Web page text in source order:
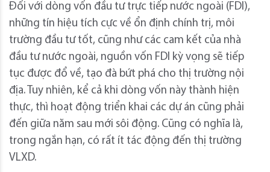
Đối với dòng vốn đầu tư trực tiếp nước ngoài (FDI),
những tín hiệu tích cực về ổn định chính trị, môi
trường đầu tư tốt, cũng như các cam kết của nhà
đầu tư nước ngoài, nguồn vốn FDI kỳ vọng sẽ tiếp
tục được đổ về, tạo đà bứt phá cho thị trường nội
địa. Tuy nhiên, kể cả khi dòng vốn này thành hiện
thực, thì hoạt động triển khai các dự án cũng phải
đến giữa năm sau mới sôi động. Cũng có nghĩa là,
trong ngắn hạn, có rất ít tác động đến thị trường
VLXD.